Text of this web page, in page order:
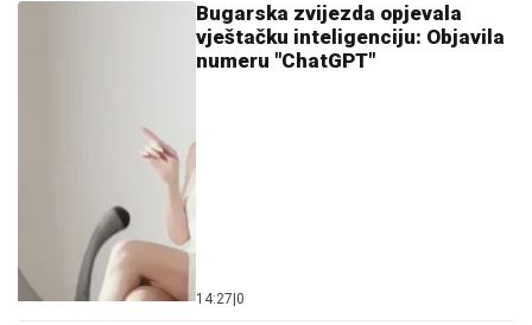
Bugarska zvijezda opjevala
vještačku inteligenciju: Objavila
numeru "ChatGPT"
14:27 0